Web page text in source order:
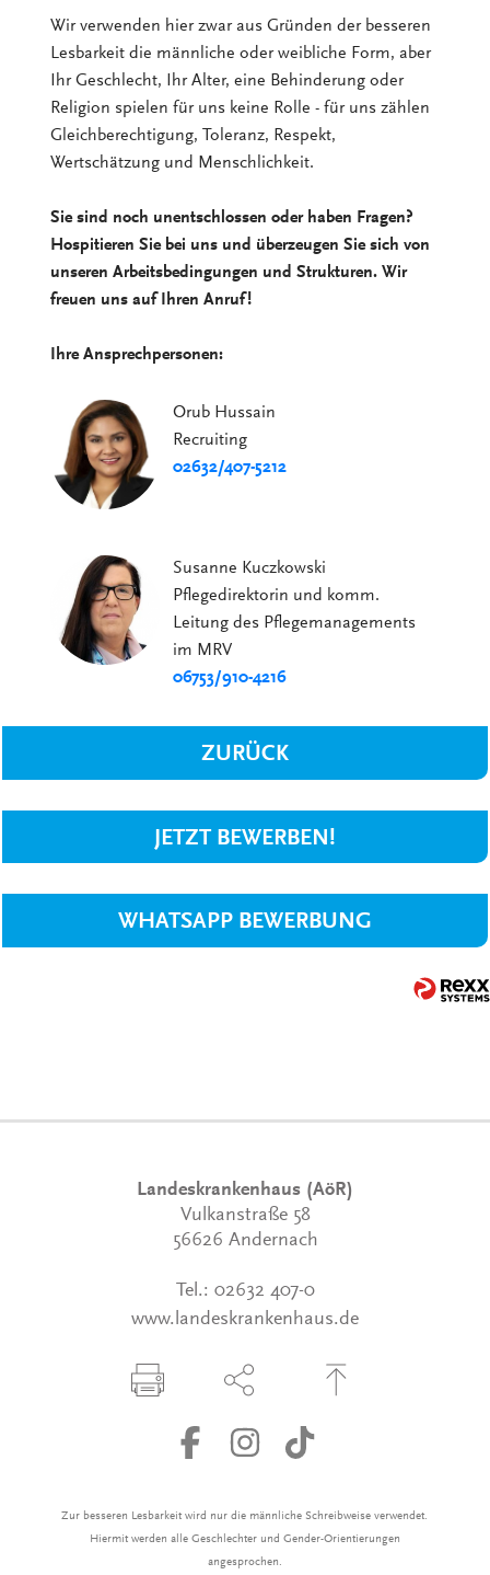
Wir verwenden hier zwar aus Gründen der besseren
Lesbarkeit die männliche oder weibliche Form, aber
Ihr Geschlecht, Ihr Alter, eine Behinderung oder
Religion spielen für uns keine Rolle - für uns zählen
Gleichberechtigung, Toleranz, Respekt,
Wertschätzung und Menschlichkeit.
Sie sind noch unentschlossen oder haben Fragen?
Hospitieren Sie bei uns und überzeugen Sie sich von
unseren Arbeitsbedingungen und Strukturen. Wir
freuen uns auf Ihren Anruf!
Ihre Ansprechpersonen:
Orub Hussain
Recruiting
02632/407-5212
Susanne Kuczkowski
Pflegedirektorin und komm.
Leitung des Pflegemanagements
im MRV
06753/910-4216
ZURÜCK
JETZT BEWERBEN!
WHATSAPP BEWERBUNG
Landeskrankenhaus (AöR)
Vulkanstraße 58
56626 Andernach
Tel.: 02632 407-0
www.landeskrankenhaus.de
Zur besseren Lesbarkeit wird nur die männliche Schreibweise verwendet.
Hiermit werden alle Geschlechter und Gender-Orientierungen
angesprochen.